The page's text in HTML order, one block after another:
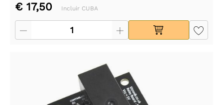
€ 17,50 Incluir CUBA